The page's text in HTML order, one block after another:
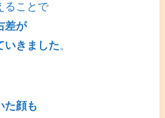
ることで
差が
いきました。
た顔も